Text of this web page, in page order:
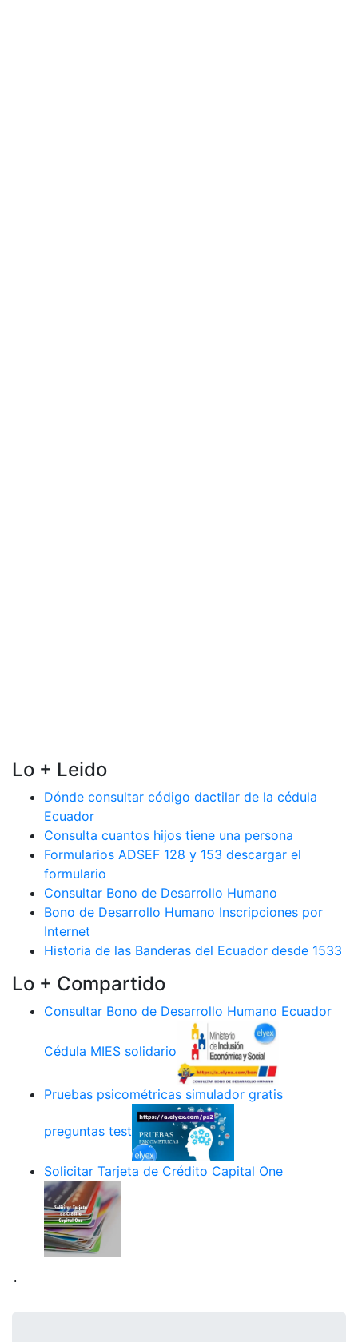
Lo + Leido
Dónde consultar código dactilar de la cédula
Ecuador
Consulta cuantos hijos tiene una persona
Formularios ADSEF 128 y 153 descargar el
formulario
Consultar Bono de Desarrollo Humano
Bono de Desarrollo Humano Inscripciones por
Internet
Historia de las Banderas del Ecuador desde 1533
Lo + Compartido
Consultar Bono de Desarrollo Humano Ecuador
Cédula MIES solidario
Pruebas psicométricas simulador gratis
preguntas test
Solicitar Tarjeta de Crédito Capital One
.